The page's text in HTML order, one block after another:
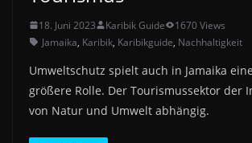
18. Juni 2023 Karibik Guide
1670 Views
Jamaika, Karibik, Karibikguide, Nachhaltigkeit
Umweltschutz spielt auch in Jamaika
größere Rolle. Der Tourismussektor der
von Natur und Umwelt abhängig.